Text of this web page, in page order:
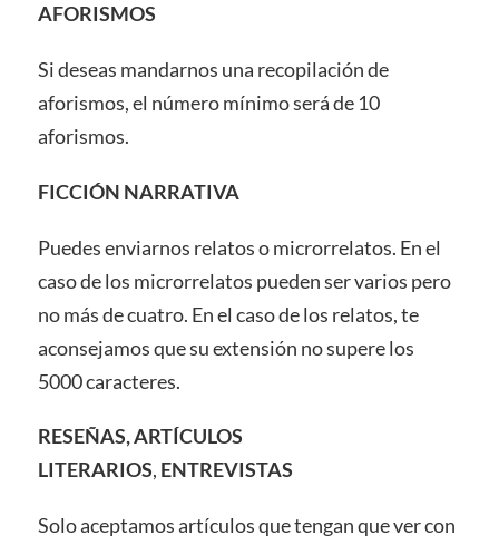
AFORISMOS
Si deseas mandarnos una recopilación de
aforismos, el número mínimo será de 10
aforismos.
FICCIÓN NARRATIVA
Puedes enviarnos relatos o microrrelatos. En el
caso de los microrrelatos pueden ser varios pero
no más de cuatro. En el caso de los relatos, te
aconsejamos que su extensión no supere los
5000 caracteres.
RESEÑAS, ARTÍCULOS
LITERARIOS, ENTREVISTAS
Solo aceptamos artículos que tengan que ver con